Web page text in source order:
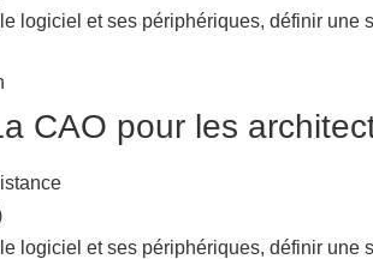
logiciel et ses périphériques, définir
CAO pour les
logiciel et ses périphériques, définir